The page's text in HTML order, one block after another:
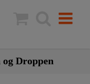
Droppen